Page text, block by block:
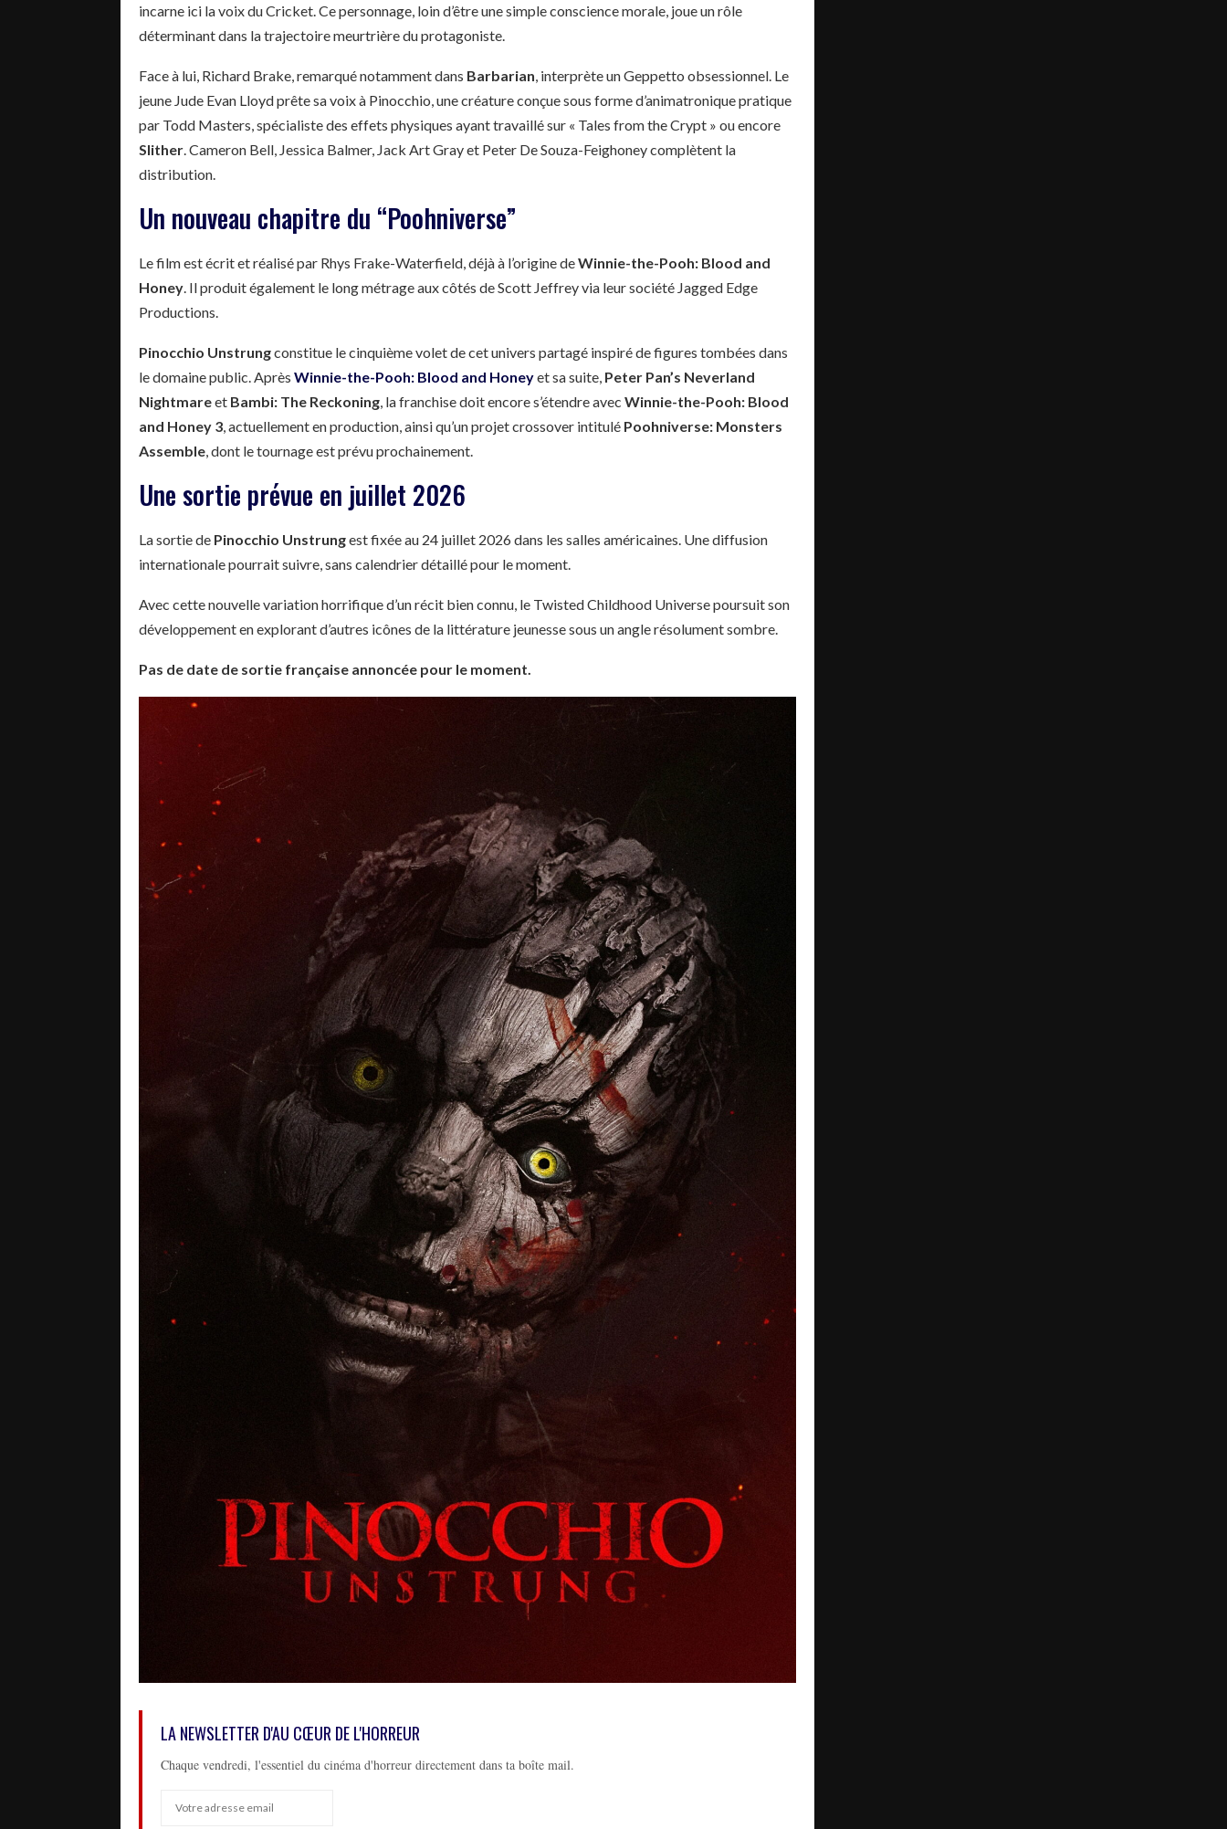
incarne ici la voix du Cricket. Ce personnage, loin d’être une simple conscience morale, joue un rôle
déterminant dans la trajectoire meurtrière du protagoniste.
Face à lui, Richard Brake, remarqué notamment dans Barbarian , interprète un Geppetto obsessionnel. Le
jeune Jude Evan Lloyd prête sa voix à Pinocchio, une créature conçue sous forme d’animatronique pratique
par Todd Masters, spécialiste des effets physiques ayant travaillé sur « Tales from the Crypt » ou encore
Slither . Cameron Bell, Jessica Balmer, Jack Art Gray et Peter De Souza-Feighoney complètent la
distribution.
Un nouveau chapitre du “Poohniverse”
Le film est écrit et réalisé par Rhys Frake-Waterfield, déjà à l’origine deWinnie-the-Pooh: Blood and
Honey . Il produit également le long métrage aux côtés de Scott Jeffrey via leur société Jagged Edge
Productions.
Pinocchio Unstrungconstitue le cinquième volet de cet univers partagé inspiré de figures tombées dans
le domaine public. Après Winnie-the-Pooh: Blood and Honeyet sa suite, Peter Pan’s Neverland
Nightmareet Bambi: The Reckoning , la franchise doit encore s’étendre avec Winnie-the-Pooh: Blood
and Honey 3 , actuellement en production, ainsi qu’un projet crossover intitulé Poohniverse: Monsters
Assemble , dont le tournage est prévu prochainement.
Une sortie prévue en juillet 2026
La sortie de Pinocchio Unstrungest fixée au 24 juillet 2026 dans les salles américaines. Une diffusion
internationale pourrait suivre, sans calendrier détaillé pour le moment.
Avec cette nouvelle variation horrifique d’un récit bien connu, le Twisted Childhood Universe poursuit son
développement en explorant d’autres icônes de la littérature jeunesse sous un angle résolument sombre.
Pas de date de sortie française annoncée pour le moment.
LA NEWSLETTER D'AU CŒUR DE L'HORREUR
Chaque vendredi, l'essentiel du cinéma d'horreur directement dans ta boîte mail.